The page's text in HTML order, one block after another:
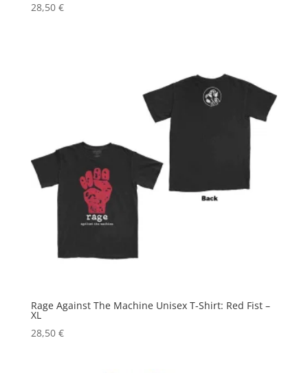
28,50 €
Rage Against The Machine Unisex T-Shirt: Red Fist –
XL
28,50 €